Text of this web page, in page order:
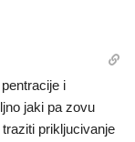
i
jaki pa zovu
prikljucivanje